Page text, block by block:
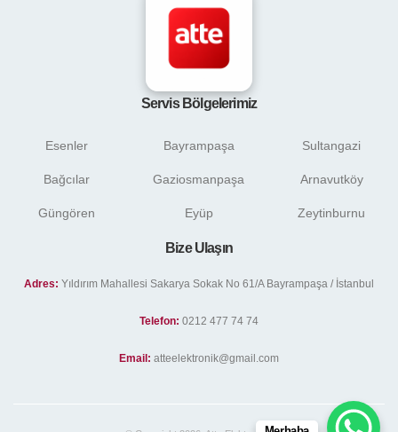
Servis Bölgelerimiz
Esenler
Bağcılar
Güngören
Bayrampaşa
Gaziosmanpaşa
Eyüp
Sultangazi
Arnavutköy
Zeytinburnu
Bize Ulaşın
Adres: Yıldırım Mahallesi Sakarya Sokak No 61/A Bayrampaşa / İstanbul
Telefon: 0212 477 74 74
Email: atteelektronik@gmail.com